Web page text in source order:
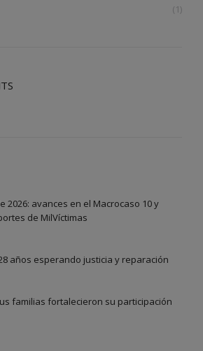
(1)
2026: avances en el Macrocaso 10 y
de MilVíctimas
años esperando justicia y reparación
familias fortalecieron su participación